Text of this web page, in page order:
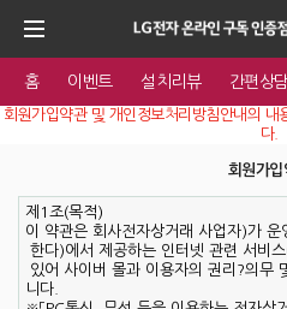
홈 이벤트 설치리뷰 간편상
회원가입약관 및 개인정보처리방침안내의 내
다.
회원가입